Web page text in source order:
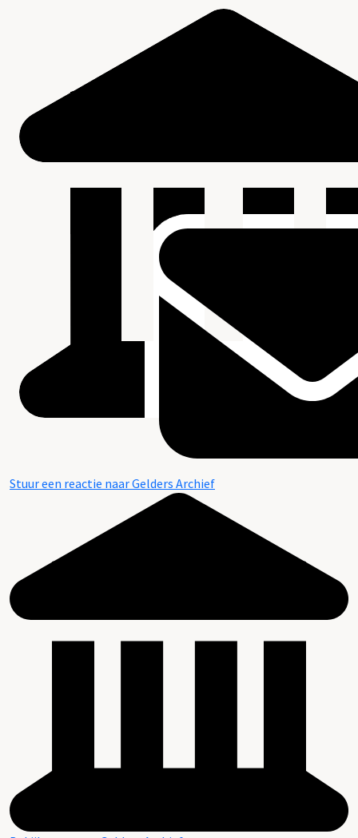
Stuur een reactie naar Gelders Archief